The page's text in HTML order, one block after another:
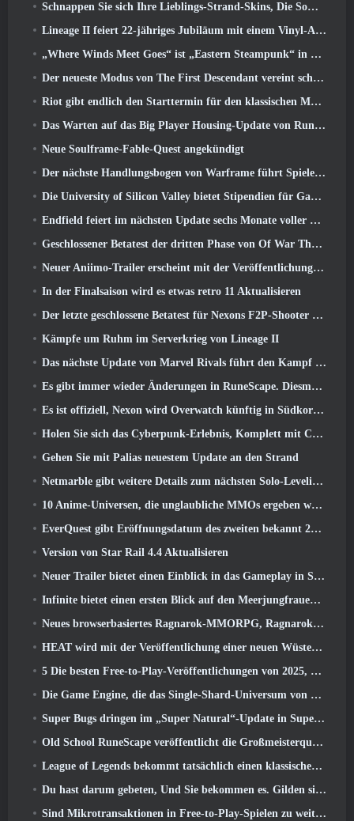
Schnappen Sie sich Ihre Lieblings-Strand-Skins, Die Sommerspiele sind zu Overwatch zurückgekehrt
Lineage II feiert 22-jähriges Jubiläum mit einem Vinyl-Album in Collector’s Edition
„Where Winds Meet Goes“ ist „Eastern Steampunk“ in der Version 2.0
Der neueste Modus von The First Descendant vereint schwierige Void-Intercept-Kämpfe und die Tiefen
Riot gibt endlich den Starttermin für den klassischen Modus von League of Legends bekannt
Das Warten auf das Big Player Housing-Update von RuneScape hat ein Ende
Neue Soulframe-Fable-Quest angekündigt
Der nächste Handlungsbogen von Warframe führt Spieler zu einer völlig neuen Sternenkarte, Das Tau-System
Die University of Silicon Valley bietet Stipendien für Gaming an und einige der Anforderungen sind interessant
Endfield feiert im nächsten Update sechs Monate voller Fabriken und Seilrutschen
Geschlossener Betatest der dritten Phase von Of War Thunder Infantry Battles angekündigt
Neuer Aniimo-Trailer erscheint mit der Veröffentlichung des neuesten geschlossenen Betatests
In der Finalsaison wird es etwas retro 11 Aktualisieren
Der letzte geschlossene Betatest für Nexons F2P-Shooter Sudden Attack Zero Point hat heute begonnen
Kämpfe um Ruhm im Serverkrieg von Lineage II
Das nächste Update von Marvel Rivals führt den Kampf zu den Göttern
Es gibt immer wieder Änderungen in RuneScape. Diesmal handelt es sich um Spielerunterkünfte
Es ist offiziell, Nexon wird Overwatch künftig in Südkorea veröffentlichen
Holen Sie sich das Cyberpunk-Erlebnis, Komplett mit Cyberpsychose, Im nächsten Crossover-Event von Apex Legends
Gehen Sie mit Palias neuestem Update an den Strand
Netmarble gibt weitere Details zum nächsten Solo-Leveling-Spiel bekannt, Solo-Leveling: KARMA auf der Anime Expo
10 Anime-Universen, die unglaubliche MMOs ergeben würden
EverQuest gibt Eröffnungsdatum des zweiten bekannt 2026 Zeitlich begrenzter Erweiterungsserver
Version von Star Rail 4.4 Aktualisieren
Neuer Trailer bietet einen Einblick in das Gameplay in Silver Palace
Infinite bietet einen ersten Blick auf den Meerjungfrauen-ähnlichen Helden, der in SS13 erscheint: Nachlicht
Neues browserbasiertes Ragnarok-MMORPG, Ragnarok-Universum angekündigt
HEAT wird mit der Veröffentlichung einer neuen Wüstenkarte heißer
5 Die besten Free-to-Play-Veröffentlichungen von 2025, Lohnt es sich noch, in ihnen zu spielen? 2026?
Die Game Engine, die das Single-Shard-Universum von Eve Online antreibt, ist jetzt Open Source
Super Bugs dringen im „Super Natural“-Update in Super Animal Royale ein
Old School RuneScape veröffentlicht die Großmeisterquest „The Blood Moon Rises“., Eine 20-jährige Questreihe geht zu Ende
League of Legends bekommt tatsächlich einen klassischen Modus
Du hast darum gebeten, Und Sie bekommen es. Gilden sind jetzt in Eterspire verfügbar
Sind Mikrotransaktionen in Free-to-Play-Spielen zu weit gegangen??